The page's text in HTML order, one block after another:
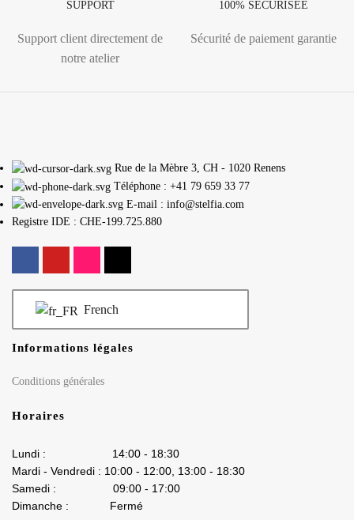
SUPPORT
Support client directement de
notre atelier
100% SÉCURISÉE
Sécurité de paiement garantie
Rue de la Mèbre 3, CH - 1020 Renens
Téléphone : +41 79 659 33 77
E-mail : info@stelfia.com
Registre IDE : CHE-199.725.880
French
Informations légales
Conditions générales
Horaires
Lundi : 14:00 - 18:30
Mardi - Vendredi : 10:00 - 12:00, 13:00 - 18:30
Samedi : 09:00 - 17:00
Dimanche : Fermé